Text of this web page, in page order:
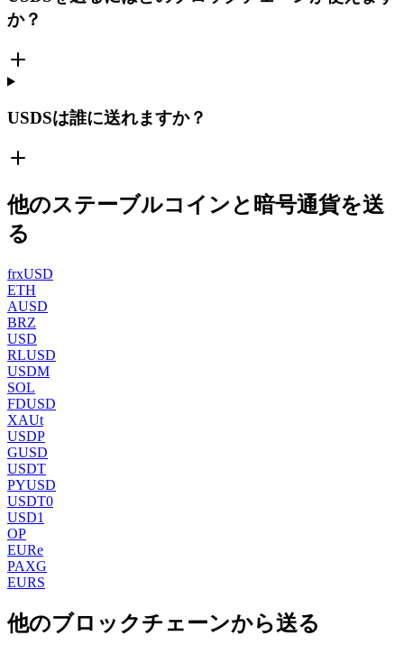
か？
USDSは誰に送れますか？
他のステーブルコインと暗号通貨を送
る
frxUSD
ETH
AUSD
BRZ
USD
RLUSD
USDM
SOL
FDUSD
XAUt
USDP
GUSD
USDT
PYUSD
USDT0
USD1
OP
EURe
PAXG
EURS
他のブロックチェーンから送る